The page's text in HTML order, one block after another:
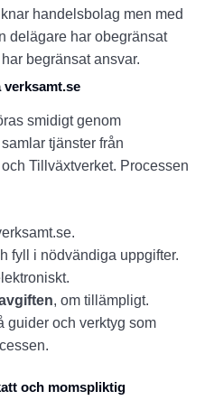
handelsbolag men med
delägare har obegränsat
begränsat ansvar.
smidigt genom
tjänster från
Tillväxtverket. Processen
fyll i nödvändiga uppgifter.
, om tillämpligt.
guider och verktyg som
och momspliktig